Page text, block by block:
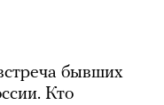
бывших
Кто